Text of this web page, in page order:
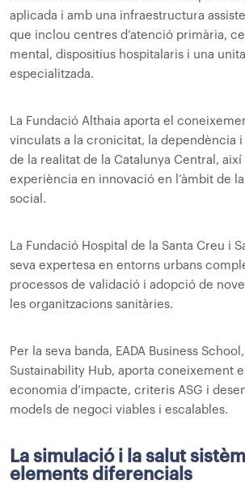
aplicada i amb una infraestructura
que inclou centres d’atenció primària,
mental, dispositius hospitalaris i una
especialitzada.
La Fundació Althaia aporta el
vinculats a la cronicitat, la dependència i
de la realitat de la Catalunya Central, així
experiència en innovació en l’àmbit de
social.
La Fundació Hospital de la Santa Creu i
seva expertesa en entorns urbans
processos de validació i adopció de
les organitzacions sanitàries.
Per la seva banda, EADA Business
Sustainability Hub, aporta coneixement
economia d’impacte, criteris ASG i
models de negoci viables i escalables.
La simulació i la salut
elements diferencials